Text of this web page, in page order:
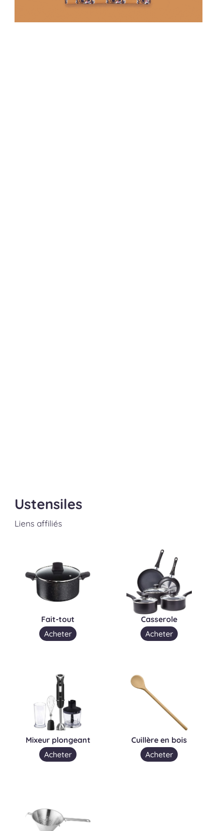
Ustensiles
Liens affiliés
Fait-tout
Acheter
Casserole
Acheter
Mixeur plongeant
Acheter
Cuillère en bois
Acheter